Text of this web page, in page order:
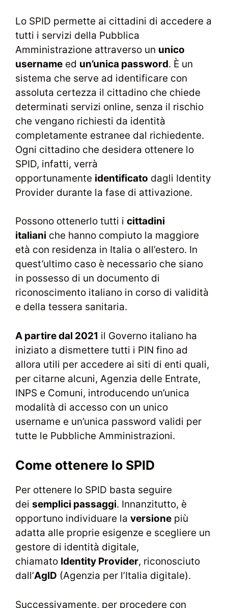
Lo SPID permette ai cittadini di accedere a
tutti i servizi della Pubblica
Amministrazione attraverso un unico
username ed un’unica password. È un
sistema che serve ad identificare con
assoluta certezza il cittadino che chiede
determinati servizi online, senza il rischio
che vengano richiesti da identità
completamente estranee dal richiedente.
Ogni cittadino che desidera ottenere lo
SPID, infatti, verrà
opportunamente identificato dagli Identity
Provider durante la fase di attivazione.
Possono ottenerlo tutti i cittadini
italiani che hanno compiuto la maggiore
età con residenza in Italia o all’estero. In
quest’ultimo caso è necessario che siano
in possesso di un documento di
riconoscimento italiano in corso di validità
e della tessera sanitaria.
A partire dal 2021 il Governo italiano ha
iniziato a dismettere tutti i PIN fino ad
allora utili per accedere ai siti di enti quali,
per citarne alcuni, Agenzia delle Entrate,
INPS e Comuni, introducendo un’unica
modalità di accesso con un unico
username e un’unica password validi per
tutte le Pubbliche Amministrazioni.
Come ottenere lo SPID
Per ottenere lo SPID basta seguire
dei semplici passaggi. Innanzitutto, è
opportuno individuare la versione più
adatta alle proprie esigenze e scegliere un
gestore di identità digitale,
chiamato Identity Provider, riconosciuto
dall’AgID (Agenzia per l’Italia digitale).
Successivamente, per procedere con